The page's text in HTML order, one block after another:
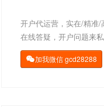
开户代运营，实在/精准/
在线答疑，开户问题来
加我微信gcd28288